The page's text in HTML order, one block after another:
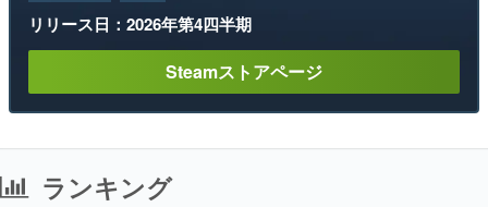
リリース日：2026年第4四半期
Steamストアページ
ランキング